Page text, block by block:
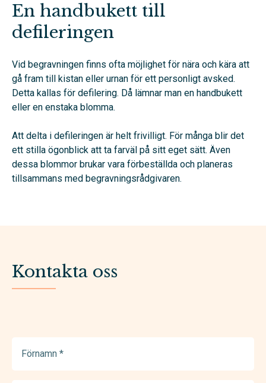
En handbukett till
defileringen
Vid begravningen finns ofta möjlighet för nära och kära att
gå fram till kistan eller urnan för ett personligt avsked.
Detta kallas för defilering. Då lämnar man en handbukett
eller en enstaka blomma.
Att delta i defileringen är helt frivilligt. För många blir det
ett stilla ögonblick att ta farväl på sitt eget sätt. Även
dessa blommor brukar vara förbeställda och planeras
tillsammans med begravningsrådgivaren.
Kontakta oss
(Required)